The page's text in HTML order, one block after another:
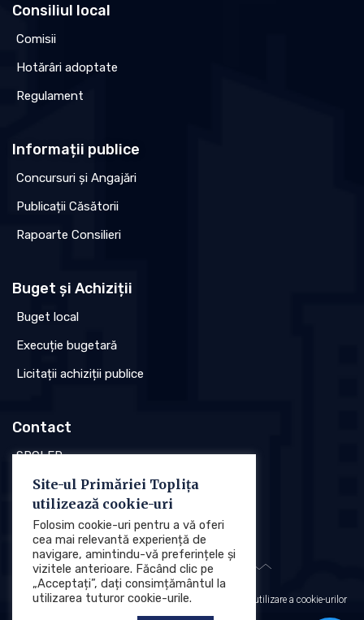
Consiliul local
Comisii
Hotărâri adoptate
Regulament
Informații publice
Concursuri și Angajări
Publicații Căsătorii
Rapoarte Consilieri
Buget și Achiziții
Buget local
Execuție bugetară
Licitații achiziții publice
Contact
SPCLEP
Stare civilă
Poliția locală
Protecția datelor cu caracter personal (GDPR) Politica de utilizare a cookie-urilor
Site-ul Primăriei Toplița
utilizează cookie-uri
Folosim cookie-uri pentru a vă oferi
cea mai relevantă experiență de
navigare, amintindu-vă preferințele și
vizitele anterioare. Făcând clic pe
„Acceptați”, dați consimțământul la
utilizarea tuturor cookie-urile.